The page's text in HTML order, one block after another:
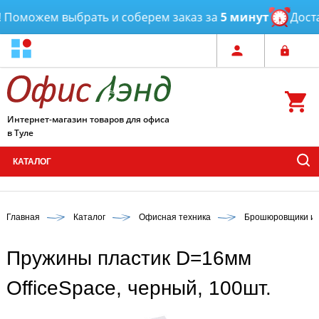
выбрать и соберем заказ за 5 минут
Интернет-магазин товаров для офиса
в Туле
КАТАЛОГ
Главная Каталог Офисная техника Брошюровщики и
Пружины пластик D=16мм
OfficeSpace, черный, 100шт.